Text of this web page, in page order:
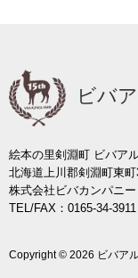
ビバ
絵本の里剣淵町 ビバア
北海道上川郡剣淵町東
株式会社ビバカンパニー
TEL/FAX：0165-34-3911
Copyright © 2026 ビバア